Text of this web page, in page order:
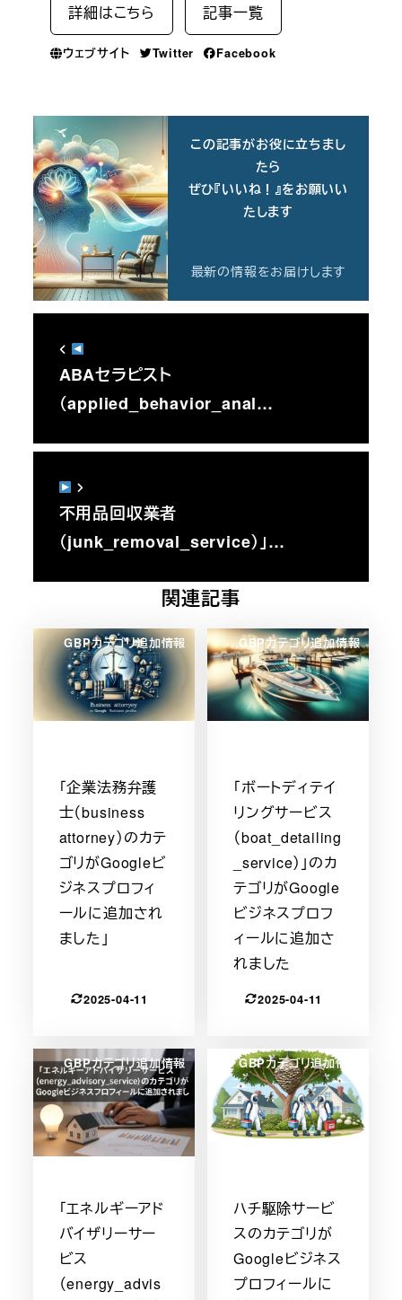
詳細はこちら 記事一覧
ウェブサイト Twitter Facebook
この記事がお役に立ちまし
たら
ぜひ『いいね！』をお願いい
たします
最新の情報をお届けします
ABAセラピスト
（applied_behavior_anal…
不用品回収業者
（junk_removal_service）」…
関連記事
GBPカテゴリ追加情報
「企業法務弁護
士（business
attorney）のカテ
ゴリがGoogleビ
ジネスプロフィ
ールに追加され
ました」
2025-04-11
GBPカテゴリ追加情報
「ボートディテイ
リングサービス
（boat_detailing
_service）」のカ
テゴリがGoogle
ビジネスプロフ
ィールに追加さ
れました
2025-04-11
GBPカテゴリ追加情報
「エネルギーアド
バイザリーサー
ビス
（energy_advis
GBPカテゴリ追加情報
ハチ駆除サービ
スのカテゴリが
Googleビジネス
プロフィールに